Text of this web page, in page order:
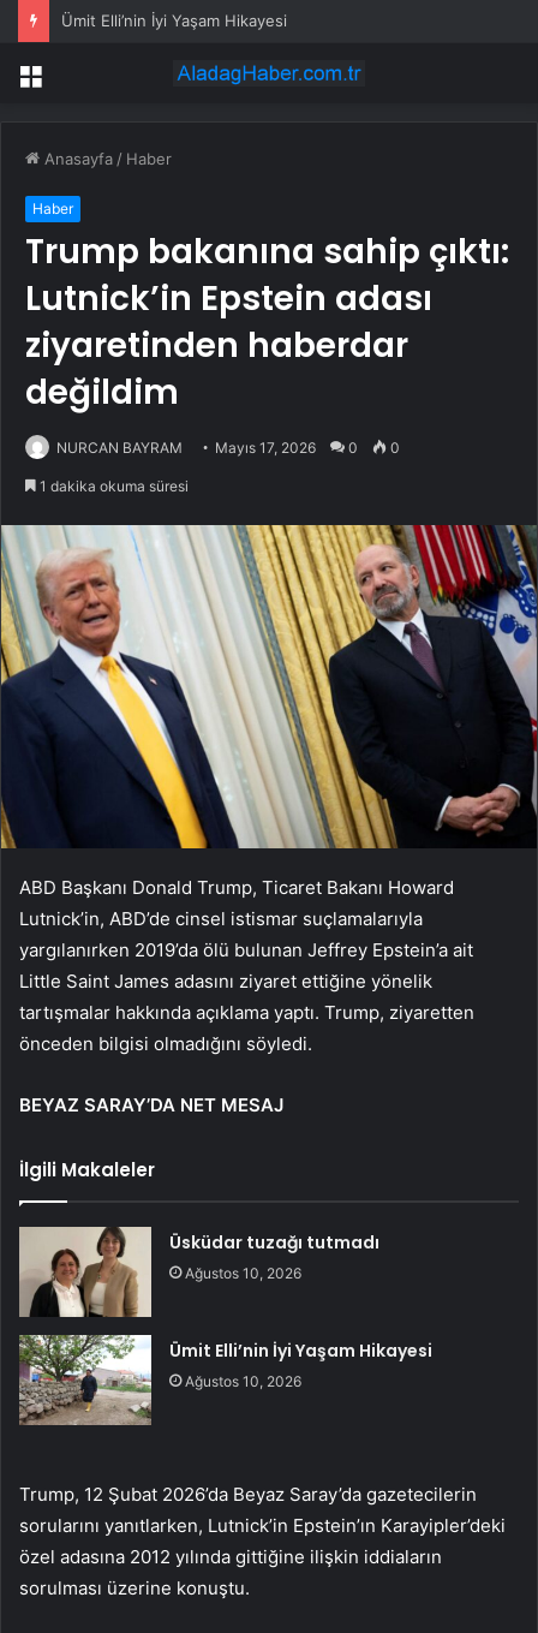
Ümit Elli’nin İyi Yaşam Hikayesi
Menü
Anasayfa / Haber
Haber
Trump bakanına sahip çıktı:
Lutnick’in Epstein adası
ziyaretinden haberdar
değildim
NURCAN BAYRAM Mayıs 17, 2026 0 0
1 dakika okuma süresi
ABD Başkanı Donald Trump, Ticaret Bakanı Howard
Lutnick’in, ABD’de cinsel istismar suçlamalarıyla
yargılanırken 2019’da ölü bulunan Jeffrey Epstein’a ait
Little Saint James adasını ziyaret ettiğine yönelik
tartışmalar hakkında açıklama yaptı. Trump, ziyaretten
önceden bilgisi olmadığını söyledi.
BEYAZ SARAY’DA NET MESAJ
İlgili Makaleler
Üsküdar tuzağı tutmadı
Ağustos 10, 2026
Ümit Elli’nin İyi Yaşam Hikayesi
Ağustos 10, 2026
Trump, 12 Şubat 2026’da Beyaz Saray’da gazetecilerin
sorularını yanıtlarken, Lutnick’in Epstein’ın Karayipler’deki
özel adasına 2012 yılında gittiğine ilişkin iddiaların
sorulması üzerine konuştu.